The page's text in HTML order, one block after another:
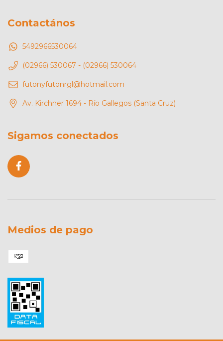
Contactános
5492966530064
(02966) 530067 - (02966) 530064
futonyfutonrgl@hotmail.com
Av. Kirchner 1694 - Río Gallegos (Santa Cruz)
Sigamos conectados
Medios de pago